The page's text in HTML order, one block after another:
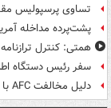
تساوی پرسپولیس
پشت‌پرده مداخله
همتی: کنترل
سفر رئیس دستگاه
دلیل مخالفت AFC با میزبانی آبی‌ها در عراق